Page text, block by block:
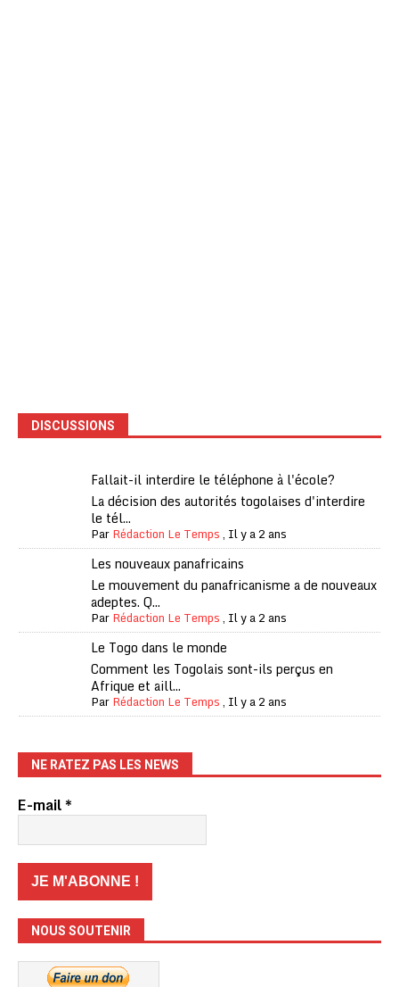
DISCUSSIONS
Fallait-il interdire le téléphone à l'école?
La décision des autorités togolaises d'interdire
le tél...
ParRédaction Le Temps, Il y a 2 ans
Les nouveaux panafricains
Le mouvement du panafricanisme a de nouveaux
adeptes. Q...
ParRédaction Le Temps, Il y a 2 ans
Le Togo dans le monde
Comment les Togolais sont-ils perçus en
Afrique et aill...
ParRédaction Le Temps, Il y a 2 ans
NE RATEZ PAS LES NEWS
E-mail*
NOUS SOUTENIR